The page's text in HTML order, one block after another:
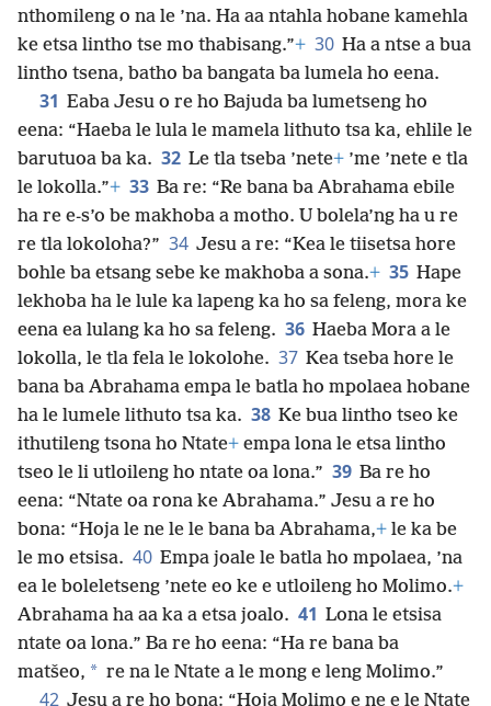
nthomileng o na le ’na. Ha aa ntahla hobane kamehla
ke etsa lintho tse mo thabisang.”+ 30 Ha a ntse a bua
lintho tsena, batho ba bangata ba lumela ho eena.
31 Eaba Jesu o re ho Bajuda ba lumetseng ho
eena: “Haeba le lula le mamela lithuto tsa ka, ehlile le
barutuoa ba ka. 32 Le tla tseba ’nete+ ’me ’nete e tla
le lokolla.”+ 33 Ba re: “Re bana ba Abrahama ebile
ha re e-s’o be makhoba a motho. U bolela’ng ha u re
re tla lokoloha?” 34 Jesu a re: “Kea le tiisetsa hore
bohle ba etsang sebe ke makhoba a sona.+ 35 Hape
lekhoba ha le lule ka lapeng ka ho sa feleng, mora ke
eena ea lulang ka ho sa feleng. 36 Haeba Mora a le
lokolla, le tla fela le lokolohe. 37 Kea tseba hore le
bana ba Abrahama empa le batla ho mpolaea hobane
ha le lumele lithuto tsa ka. 38 Ke bua lintho tseo ke
ithutileng tsona ho Ntate+ empa lona le etsa lintho
tseo le li utloileng ho ntate oa lona.” 39 Ba re ho
eena: “Ntate oa rona ke Abrahama.” Jesu a re ho
bona: “Hoja le ne le le bana ba Abrahama,+ le ka be
le mo etsisa. 40 Empa joale le batla ho mpolaea, ’na
ea le boleletseng ’nete eo ke e utloileng ho Molimo.+
Abrahama ha aa ka a etsa joalo. 41 Lona le etsisa
ntate oa lona.” Ba re ho eena: “Ha re bana ba
matšeo, * re na le Ntate a le mong e leng Molimo.”
42 Jesu a re ho bona: “Hoja Molimo e ne e le Ntate